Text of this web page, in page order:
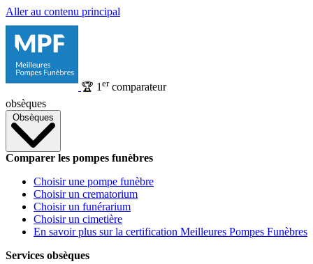
Aller au contenu principal
🏆 1 ercomparateur
obsèques
Obsèques
Comparer les pompes funèbres
Choisir une pompe funèbre
Choisir un crematorium
Choisir un funérarium
Choisir un cimetière
En savoir plus sur la certification Meilleures Pompes Funèbres
Services obsèques